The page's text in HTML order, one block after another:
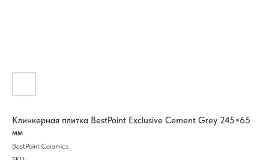
Клинкерная плитка BestPoint Exclusive Cement Grey 245×65
мм
BestPoint Ceramics